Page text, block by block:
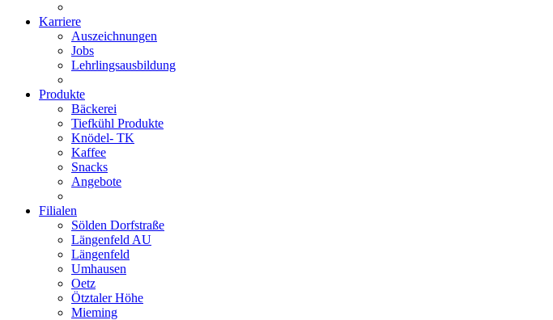
Karriere
Auszeichnungen
Jobs
Lehrlingsausbildung
Produkte
Bäckerei
Tiefkühl Produkte
Knödel- TK
Kaffee
Snacks
Angebote
Filialen
Sölden Dorfstraße
Längenfeld AU
Längenfeld
Umhausen
Oetz
Ötztaler Höhe
Mieming